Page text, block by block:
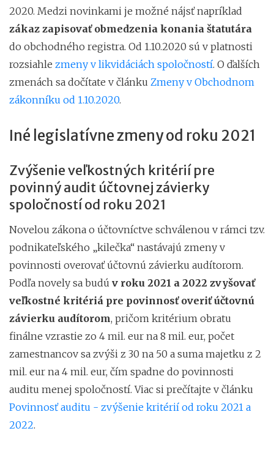
2020. Medzi novinkami je možné nájsť napríklad
zákaz zapisovať obmedzenia konania štatutára
do obchodného registra. Od 1.10.2020 sú v platnosti
rozsiahle zmeny v likvidáciách spoločností. O ďalších
zmenách sa dočítate v článku Zmeny v Obchodnom
zákonníku od 1.10.2020.
Iné legislatívne zmeny od roku 2021
Zvýšenie veľkostných kritérií pre
povinný audit účtovnej závierky
spoločnostíod roku 2021
Novelou zákona o účtovníctve schválenou v rámci tzv.
podnikateľského „kilečka“ nastávajú zmeny v
povinnosti overovať účtovnú závierku audítorom.
Podľa novely sa budú v roku 2021 a 2022 zvyšovať
veľkostné kritériá pre povinnosť overiť účtovnú
závierku audítorom, pričom kritérium obratu
finálne vzrastie zo 4 mil. eur na 8 mil. eur, počet
zamestnancov sa zvýši z 30 na 50 a suma majetku z 2
mil. eur na 4 mil. eur, čím spadne do povinnosti
auditu menej spoločností. Viac si prečítajte v článku
Povinnosť auditu - zvýšenie kritérií od roku 2021 a
2022.